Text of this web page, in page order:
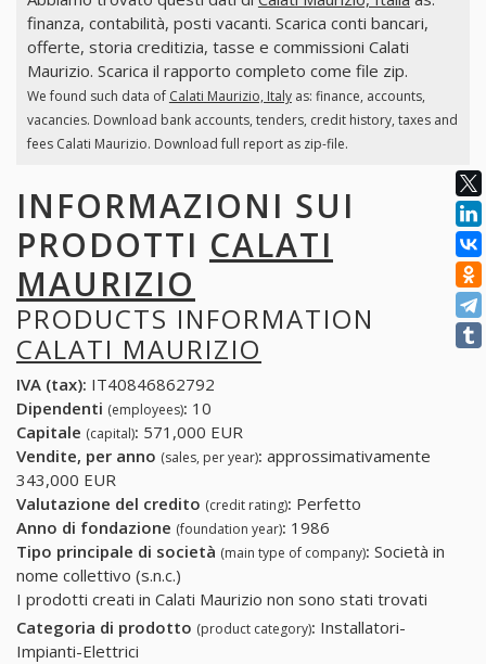
finanza, contabilità, posti vacanti. Scarica conti bancari,
offerte, storia creditizia, tasse e commissioni Calati
Maurizio. Scarica il rapporto completo come file zip.
We found such data of Calati Maurizio, Italyas: finance, accounts,
vacancies. Download bank accounts, tenders, credit history, taxes and
fees Calati Maurizio. Download full report as zip-file.
INFORMAZIONI SUI
PRODOTTI CALATI
MAURIZIO
PRODUCTS INFORMATION
CALATI MAURIZIO
IVA (tax): IT40846862792
Dipendenti (employees): 10
Capitale (capital): 571,000 EUR
Vendite, per anno (sales, per year): approssimativamente
343,000 EUR
Valutazione del credito (credit rating): Perfetto
Anno di fondazione (foundation year): 1986
Tipo principale di società (main type of company): Società in
nome collettivo (s.n.c.)
I prodotti creati in Calati Maurizio non sono stati trovati
Categoria di prodotto (product category): Installatori-
Impianti-Elettrici